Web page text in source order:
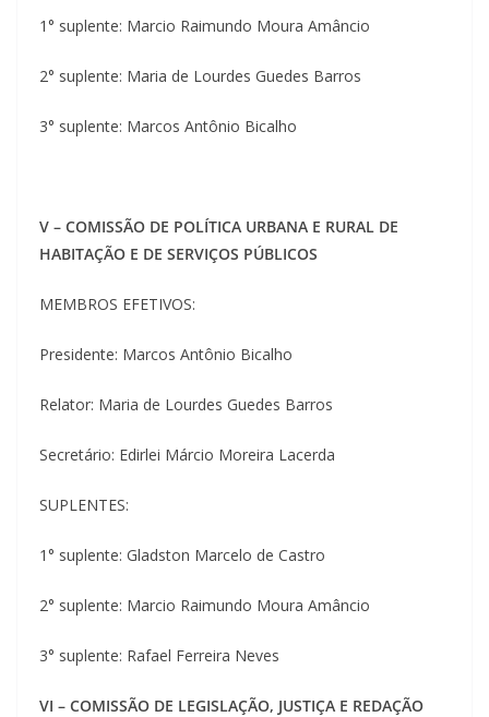
1° suplente: Marcio Raimundo Moura Amâncio
2° suplente: Maria de Lourdes Guedes Barros
3° suplente: Marcos Antônio Bicalho
V – COMISSÃO DE POLÍTICA URBANA E RURAL DE
HABITAÇÃO E DE SERVIÇOS PÚBLICOS
MEMBROS EFETIVOS:
Presidente: Marcos Antônio Bicalho
Relator: Maria de Lourdes Guedes Barros
Secretário: Edirlei Márcio Moreira Lacerda
SUPLENTES:
1° suplente: Gladston Marcelo de Castro
2° suplente: Marcio Raimundo Moura Amâncio
3° suplente: Rafael Ferreira Neves
VI – COMISSÃO DE LEGISLAÇÃO, JUSTIÇA E REDAÇÃO